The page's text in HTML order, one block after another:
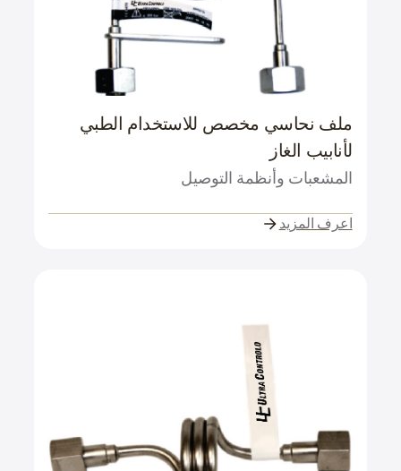
ملف نحاسي مخصص للاستخدام الطبي
لأنابيب الغاز
المشعبات وأنظمة التوصيل
اعرف المزيد